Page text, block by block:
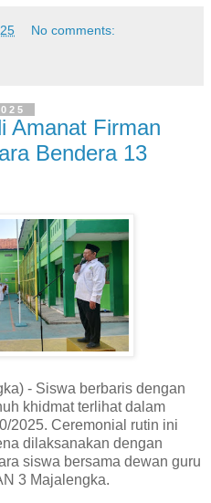
No comments:
Amanat Firman
Bendera 13
- Siswa berbaris dengan
khidmat terlihat dalam
2025. Ceremonial rutin ini
dilaksanakan dengan
siswa bersama dewan guru
3 Majalengka.